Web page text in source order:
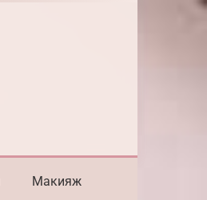
Макияж